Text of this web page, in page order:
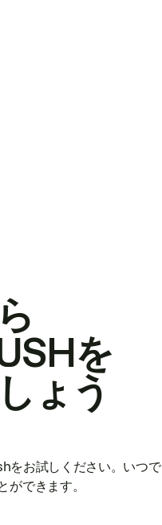
を
ょう
をお試しください。いつ
ができます。